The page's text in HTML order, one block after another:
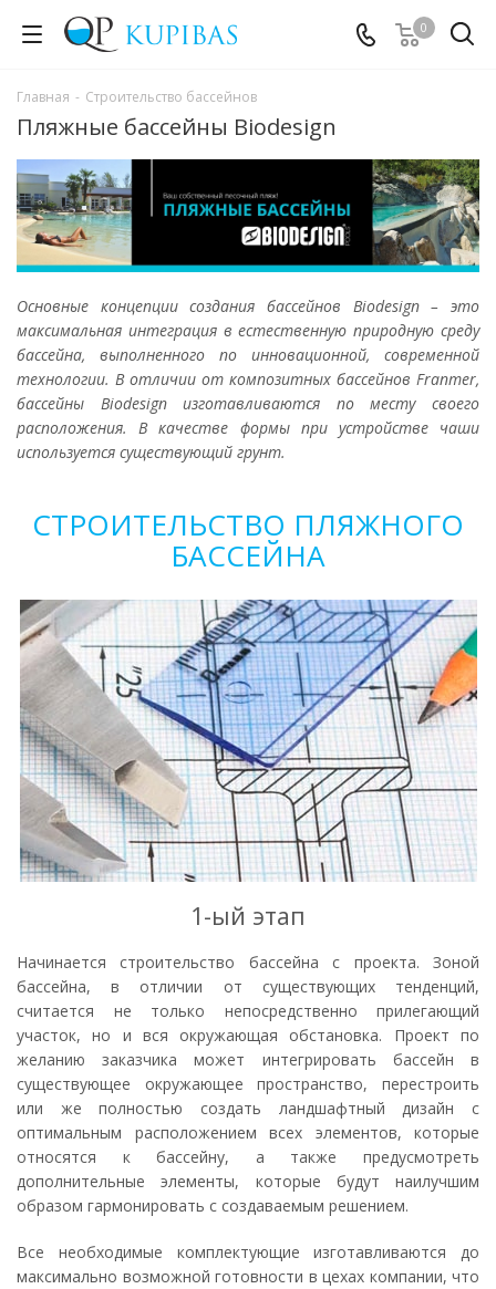
0
Главная - Строительство бассейнов
Пляжные бассейны Biodesign
Основные концепции создания бассейнов Biodesign – это
максимальная интеграция в естественную природную среду
бассейна, выполненного по инновационной, современной
технологии. В отличии от композитных бассейнов Franmer,
бассейны Biodesign изготавливаются по месту своего
расположения. В качестве формы при устройстве чаши
используется существующий грунт.
СТРОИТЕЛЬСТВО ПЛЯЖНОГО
БАССЕЙНА
1-ый этап
Начинается строительство бассейна с проекта. Зоной
бассейна, в отличии от существующих тенденций,
считается не только непосредственно прилегающий
участок, но и вся окружающая обстановка. Проект по
желанию заказчика может интегрировать бассейн в
существующее окружающее пространство, перестроить
или же полностью создать ландшафтный дизайн с
оптимальным расположением всех элементов, которые
относятся к бассейну, а также предусмотреть
дополнительные элементы, которые будут наилучшим
образом гармонировать с создаваемым решением.
Все необходимые комплектующие изготавливаются до
максимально возможной готовности в цехах компании, что